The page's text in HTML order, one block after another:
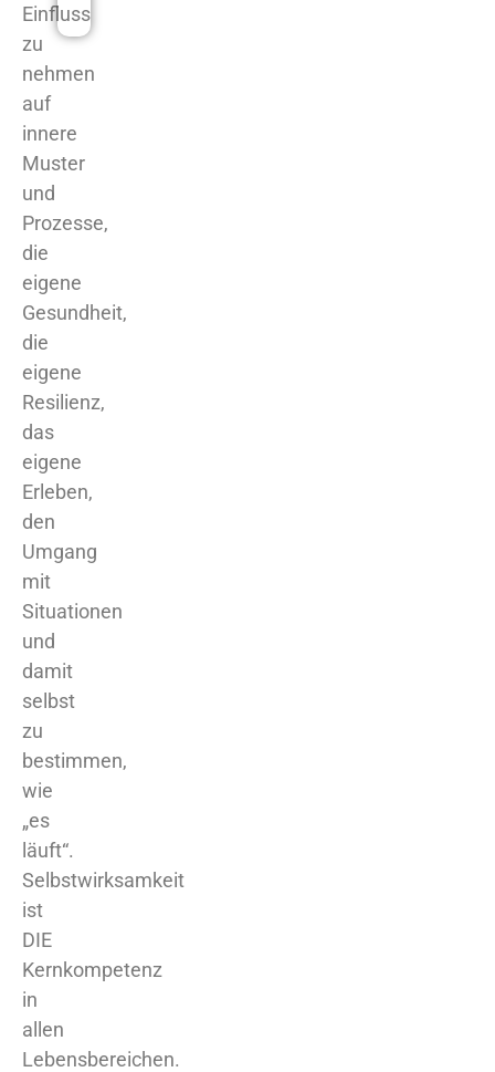
Einfluss
zu
nehmen
auf
innere
Muster
und
Prozesse,
die
eigene
Gesundheit,
die
eigene
Resilienz,
das
eigene
Erleben,
den
Umgang
mit
Situationen
und
damit
selbst
zu
bestimmen,
wie
„es
läuft“.
Selbstwirksamkeit
ist
DIE
Kernkompetenz
in
allen
Lebensbereichen.